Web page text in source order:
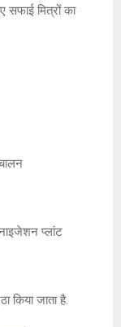
सफाई मित्रों का
प्लांट
किया जाता है.